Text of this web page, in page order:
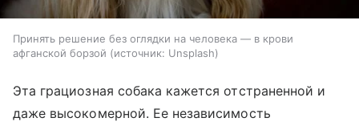
Принять решение без оглядки на человека — в крови
афганской борзой
источник: Unsplash
Эта грациозная собака кажется отстраненной и
даже высокомерной. Ее независимость